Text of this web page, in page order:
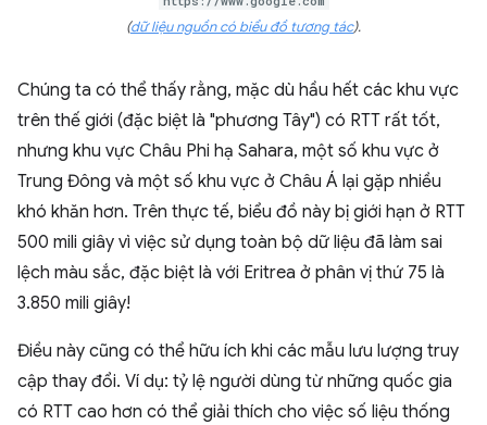
(dữ liệu nguồn có biểu đồ tương tác).
Chúng ta có thể thấy rằng, mặc dù hầu hết các khu vực
trên thế giới (đặc biệt là "phương Tây") có RTT rất tốt,
nhưng khu vực Châu Phi hạ Sahara, một số khu vực ở
Trung Đông và một số khu vực ở Châu Á lại gặp nhiều
khó khăn hơn. Trên thực tế, biểu đồ này bị giới hạn ở RTT
500 mili giây vì việc sử dụng toàn bộ dữ liệu đã làm sai
lệch màu sắc, đặc biệt là với Eritrea ở phân vị thứ 75 là
3.850 mili giây!
Điều này cũng có thể hữu ích khi các mẫu lưu lượng truy
cập thay đổi. Ví dụ: tỷ lệ người dùng từ những quốc gia
có RTT cao hơn có thể giải thích cho việc số liệu thống